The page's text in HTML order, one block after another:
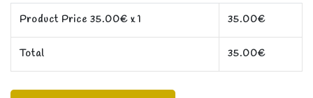
Product Price 35.00€ x 1 35.00€
Total 35.00€